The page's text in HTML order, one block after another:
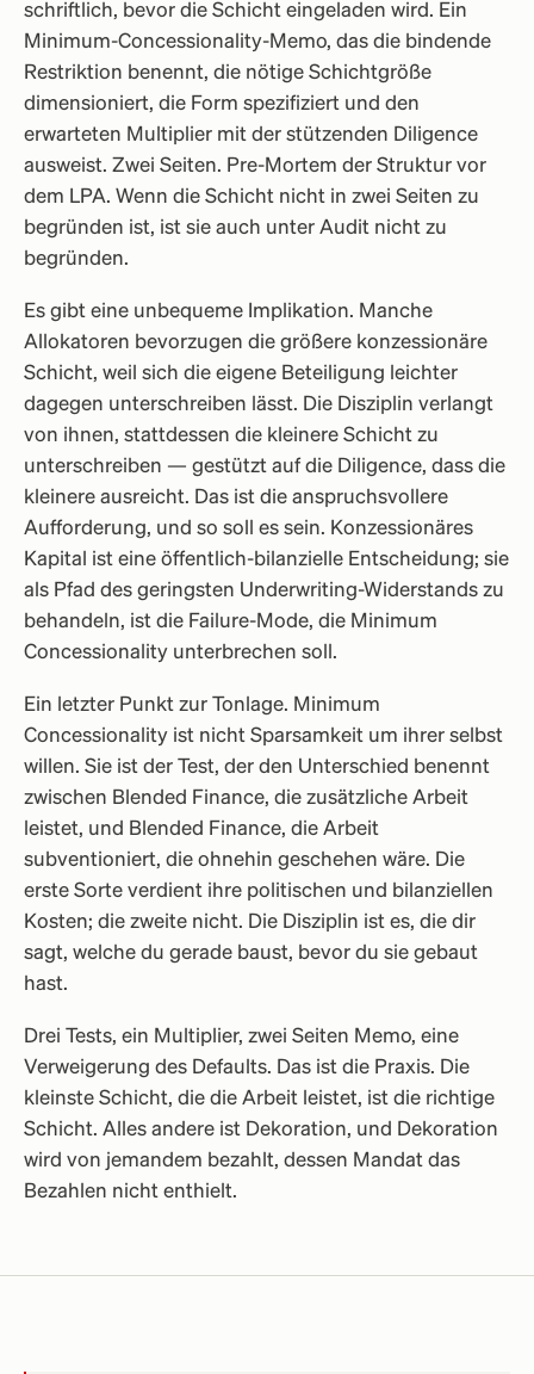
schriftlich, bevor die Schicht eingeladen wird. Ein
Minimum-Concessionality-Memo, das die bindende
Restriktion benennt, die nötige Schichtgröße
dimensioniert, die Form spezifiziert und den
erwarteten Multiplier mit der stützenden Diligence
ausweist. Zwei Seiten. Pre-Mortem der Struktur vor
dem LPA. Wenn die Schicht nicht in zwei Seiten zu
begründen ist, ist sie auch unter Audit nicht zu
begründen.
Es gibt eine unbequeme Implikation. Manche
Allokatoren bevorzugen die größere konzessionäre
Schicht, weil sich die eigene Beteiligung leichter
dagegen unterschreiben lässt. Die Disziplin verlangt
von ihnen, stattdessen die kleinere Schicht zu
unterschreiben — gestützt auf die Diligence, dass die
kleinere ausreicht. Das ist die anspruchsvollere
Aufforderung, und so soll es sein. Konzessionäres
Kapital ist eine öffentlich-bilanzielle Entscheidung; sie
als Pfad des geringsten Underwriting-Widerstands zu
behandeln, ist die Failure-Mode, die Minimum
Concessionality unterbrechen soll.
Ein letzter Punkt zur Tonlage. Minimum
Concessionality ist nicht Sparsamkeit um ihrer selbst
willen. Sie ist der Test, der den Unterschied benennt
zwischen Blended Finance, die zusätzliche Arbeit
leistet, und Blended Finance, die Arbeit
subventioniert, die ohnehin geschehen wäre. Die
erste Sorte verdient ihre politischen und bilanziellen
Kosten; die zweite nicht. Die Disziplin ist es, die dir
sagt, welche du gerade baust, bevor du sie gebaut
hast.
Drei Tests, ein Multiplier, zwei Seiten Memo, eine
Verweigerung des Defaults. Das ist die Praxis. Die
kleinste Schicht, die die Arbeit leistet, ist die richtige
Schicht. Alles andere ist Dekoration, und Dekoration
wird von jemandem bezahlt, dessen Mandat das
Bezahlen nicht enthielt.